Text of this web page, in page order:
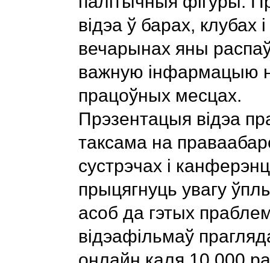
відэа ў барах, клубах
вечарынах яны
важную інфармацыю
працоўных месцах.
Прэзентацыя відэа
таксама на
сустрэчах і
прыцягнуць увагу
асоб да гэтых
відэафільмаў